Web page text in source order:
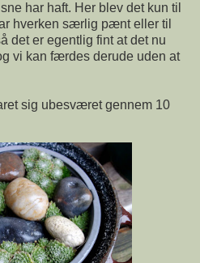
har haft. Her blev det kun til
hverken særlig pænt eller til
det er egentlig fint at det nu
vi kan færdes derude uden at
sig ubesværet gennem 10